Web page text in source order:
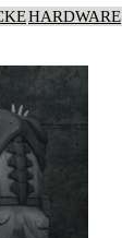
HARDWARE